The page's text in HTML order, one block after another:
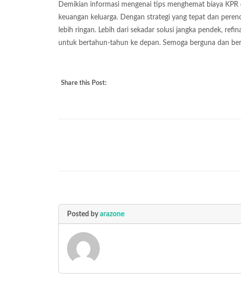
Demikian informasi mengenai tips menghemat biaya
keuangan keluarga. Dengan strategi yang tepat dan
lebih ringan. Lebih dari sekadar solusi jangka pendek,
untuk bertahun-tahun ke depan. Semoga berguna dan
Share this Post:
Posted byarazone